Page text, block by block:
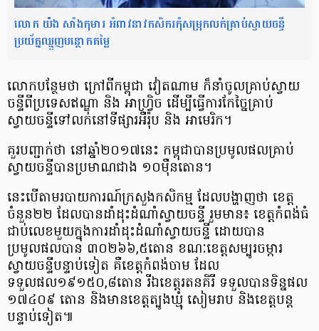
លោក យ៉ង សាំងកុមារ អំពាវនាវកសិករកុំសម្រុកលក់គ្រាប់ស្វាយចន្ទី
ប្រយ័ត្នឈ្មួញបន្ថោកតម្លៃ
លោកបន្ថែមថា ក្រៅពីកម្ពុជា វៀតណាម ក៏នាំចូលគ្រាប់ស្វាយ
ចន្ទីពីប្រទេសឥណ្ឌា និង អាហ្វ្រិច ដើម្បីធ្វើការកែច្នៃគ្រាប់
ស្វាយចន្ទីទៅលក់នៅទីផ្សារអឺរ៉ុប និង អាមេរិក។
គួរបញ្ជាក់ថា នៅឆ្នាំ២០១៧នេះ កម្ពុជាបានប្រមូលផលគ្រាប់
ស្វាយចន្ទីបានប្រមាណជាង ១០ម៉ឺនតោន។
នេះបើតាមរបាយការណ៍ក្រសួងកសិកម្ម ដែលបង្ហាញថា ខេត្ត
ចំនួន២២ ដែលបានដាំដុះដំណាំស្វាយចន្ទី រួមមាន៖ ខេត្តកំពង់ធំ
ជាប់លេខមួយក្នុងការដាំដុះដំណាំស្វាយចន្ទី ដោយបាន
ប្រមូលផលបាន ៣០២៦៦,៥តោន ខណៈខេត្តសម្បូរចម្ការ
ស្វាយចន្ទីបន្ទាប់ទៀត គឺខេត្តកំពង់ចាម ដែល
ទទួលផល១៩១៥០,៨តោន រីឯខេត្តរតនគិរី ទទួលបានទិន្នផល
១៧៤០៩ តោន និងមានខេត្តត្បូងឃ្មុំ សៀមរាប និងខេត្តបន្ត
បន្ទាប់ទៀត៕